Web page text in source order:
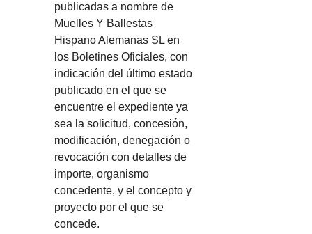
publicadas a nombre de
Muelles Y Ballestas
Hispano Alemanas SL en
los Boletines Oficiales, con
indicación del último estado
publicado en el que se
encuentre el expediente ya
sea la solicitud, concesión,
modificación, denegación o
revocación con detalles de
importe, organismo
concedente, y el concepto y
proyecto por el que se
concede.